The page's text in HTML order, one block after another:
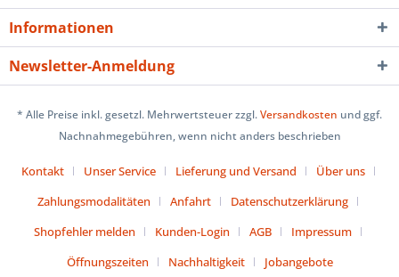
Informationen
Newsletter-Anmeldung
* Alle Preise inkl. gesetzl. Mehrwertsteuer zzgl.Versandkosten und ggf.
Nachnahmegebühren, wenn nicht anders beschrieben
Kontakt Unser Service Lieferung und Versand
Über uns
Zahlungsmodalitäten
Anfahrt
Datenschutzerklärung
Shopfehler melden
Kunden-Login AGB
Impressum
Öffnungszeiten
Nachhaltigkeit Jobangebote